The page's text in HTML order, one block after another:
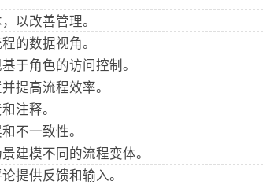
以改善管理。
的数据视角。
于角色的访问控制。
提高流程效率。
注释。
不一致性。
建模不同的流程变体。
提供反馈和输入。